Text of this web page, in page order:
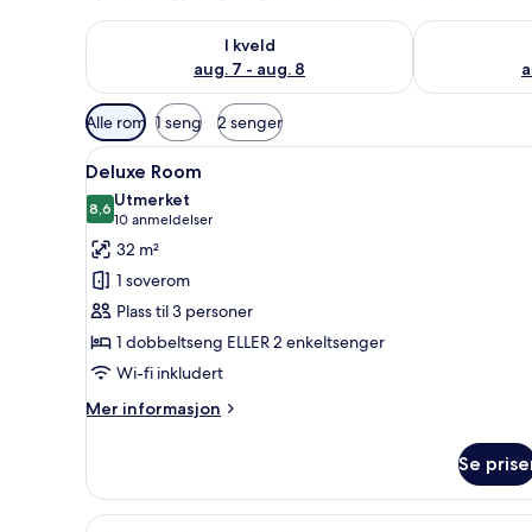
I kveld
aug. 7 - aug. 8
Sjekk tilgjengelighet for i kveld, aug. 7 - aug. 8
Sjekk
Tilgjengelige
filtre
for
rom
Alle rom 1 seng 2 senger
Åpne
alle
bildene
av
Deluxe
Room
Sengetøy av topp kvalitet,
12
Deluxe Room
8,68,6 av 10
Utmerket
10 anmeldelser
(10
anmeldelser)
32 m²
1 soverom
Plass til 3 personer
1 dobbeltseng ELLER 2 enkeltsenger
Wi-fi inkludert
Mer informasjon
Mer
Room
Se
Åpne
Deluxe Corner Sea View |